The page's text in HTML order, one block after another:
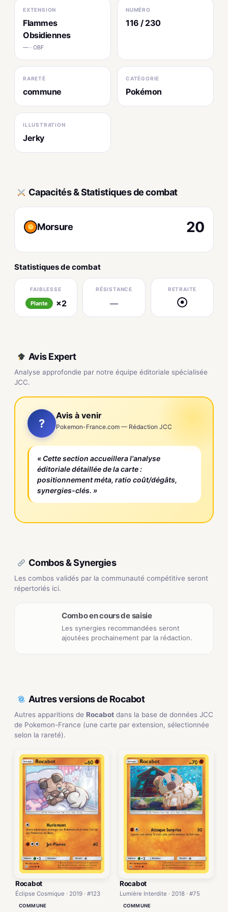
EXTENSION
Flammes
Obsidiennes
— · OBF
NUMÉRO
116 / 230
RARETÉ
commune
CATÉGORIE
Pokémon
ILLUSTRATION
Jerky
Capacités & Statistiques de combat
Morsure 20
Statistiques de combat
FAIBLESSE
Plante ×2
RÉSISTANCE
—
RETRAITE
●
Avis Expert
Analyse approfondie par notre équipe éditoriale spécialisée
JCC.
?
Avis à venir
Pokemon-France.com — Rédaction JCC
« Cette section accueillera l'analyse
éditoriale détaillée de la carte :
positionnement méta, ratio coût/dégâts,
synergies-clés. »
Combos & Synergies
Les combos validés par la communauté compétitive seront
répertoriés ici.
Combo en cours de saisie
Les synergies recommandées seront
ajoutées prochainement par la rédaction.
Autres versions de Rocabot
Autres apparitions de Rocabot dans la base de données JCC
de Pokemon-France (une carte par extension, sélectionnée
selon la rareté).
Rocabot
Éclipse Cosmique · 2019 · #123
COMMUNE
Rocabot
Lumière Interdite · 2018 · #75
COMMUNE